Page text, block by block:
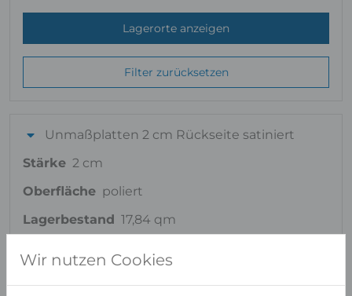
Lagerorte anzeigen
Filter zurücksetzen
Unmaßplatten 2 cm Rückseite satiniert
Stärke 2 cm
Oberfläche poliert
Lagerbestand 17,84 qm
Unmaßplatten 3 cm Rückseite satiniert
Stärke 3 cm
Wir nutzen Cookies